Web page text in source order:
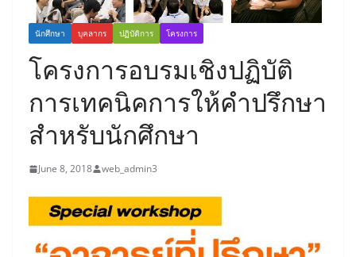
นักศึกษา บุคลากร ปฏิบัติการ โครงการ
โครงการอบรมเชิงปฏิบัติ
การเทคนิคการให้คำปรึกษา
สำหรับนักศึกษา
June 8, 2018 web_admin3